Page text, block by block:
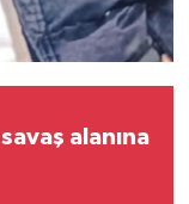
alanına